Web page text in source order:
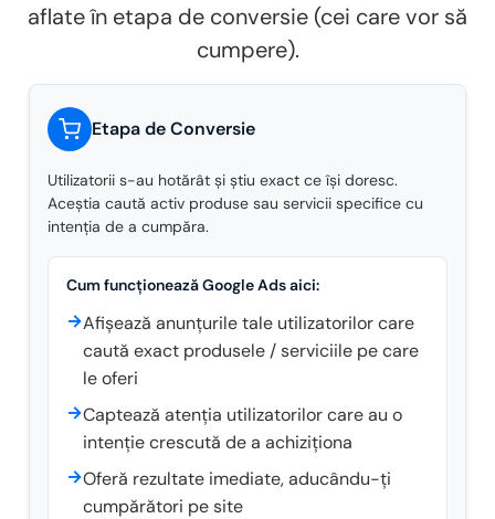
aflate în etapa de conversie (cei care vor să
cumpere).
Etapa de Conversie
Utilizatorii s-au hotărât și știu exact ce își doresc.
Aceștia caută activ produse sau servicii specifice cu
intenția de a cumpăra.
Cum funcționează Google Ads aici:
→Afișează anunțurile tale utilizatorilor care
caută exact produsele / serviciile pe care
le oferi
→Captează atenția utilizatorilor care au o
intenție crescută de a achiziționa
→Oferă rezultate imediate, aducându-ți
cumpărători pe site